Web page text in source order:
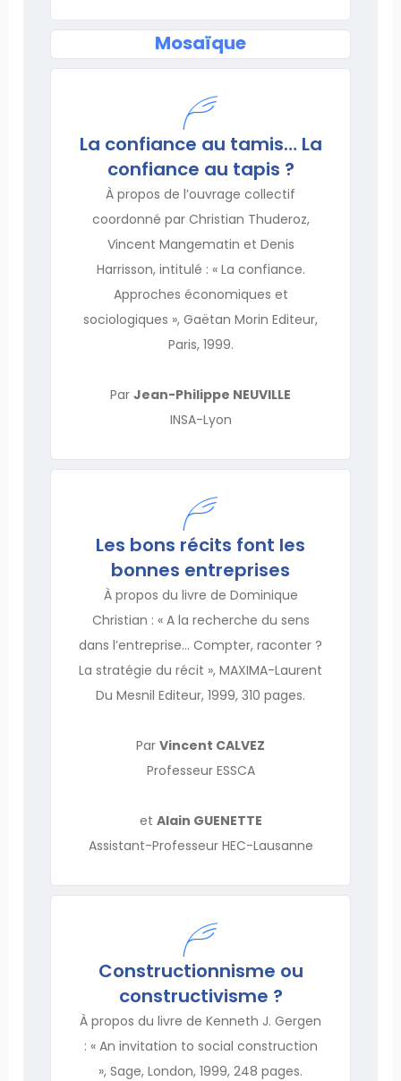
Mosaïque
La confiance au tamis… La
confiance au tapis ?
À propos de l’ouvrage collectif
coordonné par Christian Thuderoz,
Vincent Mangematin et Denis
Harrisson, intitulé : « La confiance.
Approches économiques et
sociologiques », Gaëtan Morin Editeur,
Paris, 1999.
Par Jean-Philippe NEUVILLE
INSA-Lyon
Les bons récits font les
bonnes entreprises
À propos du livre de Dominique
Christian : « A la recherche du sens
dans l’entreprise… Compter, raconter ?
La stratégie du récit », MAXIMA-Laurent
Du Mesnil Editeur, 1999, 310 pages.
Par Vincent CALVEZ
Professeur ESSCA
et Alain GUENETTE
Assistant-Professeur HEC-Lausanne
Constructionnisme ou
constructivisme ?
À propos du livre de Kenneth J. Gergen
: « An invitation to social construction
», Sage, London, 1999, 248 pages.